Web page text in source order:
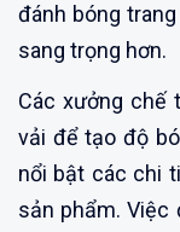
đánh bóng
sang trọng hơn.
Các xưởng chế
vải để tạo độ
nổi bật các chi
sản phẩm. Việc